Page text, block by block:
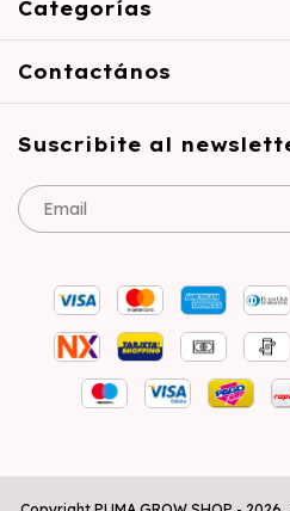
Categorías
Contactános
Suscribite al